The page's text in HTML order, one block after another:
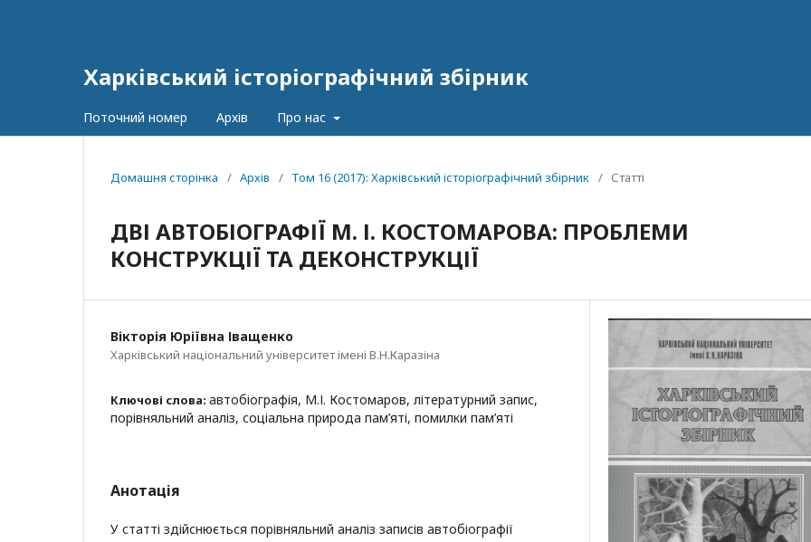
Харківський історіографічний збірник
Поточний номер Архів Про нас
Домашня сторінка / Архів / Том 16 (2017): Харківський історіографічний збірник / Статті
ДВІ АВТОБІОГРАФІЇ М. І. КОСТОМАРОВА: ПРОБЛЕМИ
КОНСТРУКЦІЇ ТА ДЕКОНСТРУКЦІЇ
Вікторія Юріївна Іващенко
Харківський національний університет імені В.Н.Каразіна
Ключові слова: автобіографія, М.І. Костомаров, літературний запис,
порівняльний аналіз, соціальна природа пам’яті, помилки пам’яті
Анотація
У статті здійснюється порівняльний аналіз записів автобіографії